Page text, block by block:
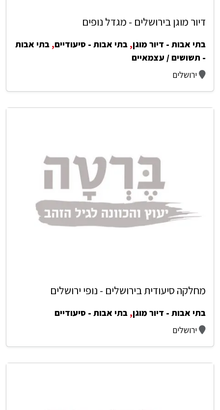
דיור מוגן בירושלים - מגדל נופים
בתי אבות - דיור מוגן, בתי אבות - סיעודיים, בתי אבות
- תשושים / עצמאיים
ירושלים
מחלקה סיעודית בירושלים - נופי ירושלים
בתי אבות - דיור מוגן, בתי אבות - סיעודיים
ירושלים